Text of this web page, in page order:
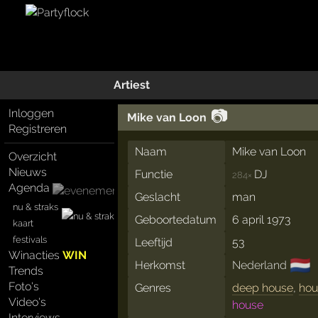
Artiest
Inloggen
Registreren
Overzicht
Nieuws
Agenda
nu & straks
kaart
festivals
WinactiesWIN
Trends
Foto's
Video's
Mike van Loon 📷
Naam
Mike van Loon
Functie
284× DJ
Geslacht
man
Geboortedatum
6 april 1973
Leeftijd
53
Herkomst
Nederland 🇳🇱
Genres deep house,
house